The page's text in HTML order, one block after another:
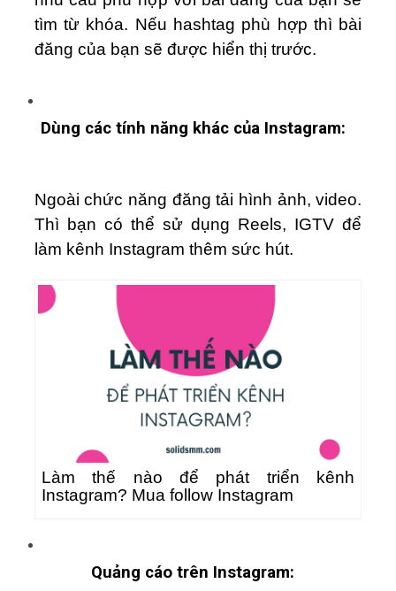
tìm từ khóa. Nếu hashtag phù hợp thì bài
đăng của bạn sẽ được hiển thị trước.
Dùng các tính năng khác của Instagram:
Ngoài chức năng đăng tải hình ảnh, video.
Thì bạn có thể sử dụng Reels, IGTV để
làm kênh Instagram thêm sức hút.
Làm thế nào để phát triển kênh
Instagram? Mua follow Instagram
Quảng cáo trên Instagram: